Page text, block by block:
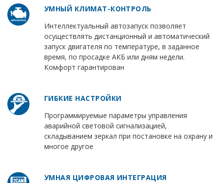
УМНЫЙ КЛИМАТ-КОНТРОЛЬ
Интеллектуальный автозапуск позволяет
осуществлять дистанционный и автоматический
запуск двигателя по температуре, в заданное
время, по просадке АКБ или дням недели.
Комфорт гарантирован
ГИБКИЕ НАСТРОЙКИ
Программируемые параметры управления
аварийной световой сигнализацией,
складыванием зеркал при постановке на охрану и
многое другое
УМНАЯ ЦИФРОВАЯ ИНТЕГРАЦИЯ